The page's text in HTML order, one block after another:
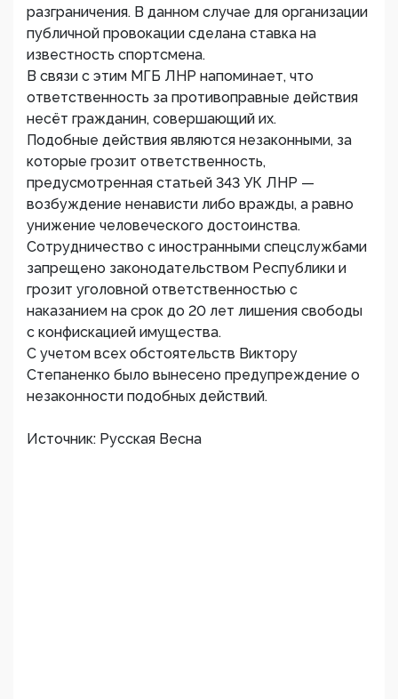
разграничения. В данном случае для организации
публичной провокации сделана ставка на
известность спортсмена.
В связи с этим МГБ ЛНР напоминает, что
ответственность за противоправные действия
несёт гражданин, совершающий их.
Подобные действия являются незаконными, за
которые грозит ответственность,
предусмотренная статьей 343 УК ЛНР —
возбуждение ненависти либо вражды, а равно
унижение человеческого достоинства.
Сотрудничество с иностранными спецслужбами
запрещено законодательством Республики и
грозит уголовной ответственностью с
наказанием на срок до 20 лет лишения свободы
с конфискацией имущества.
С учетом всех обстоятельств Виктору
Степаненко было вынесено предупреждение о
незаконности подобных действий.
Источник: Русская Весна